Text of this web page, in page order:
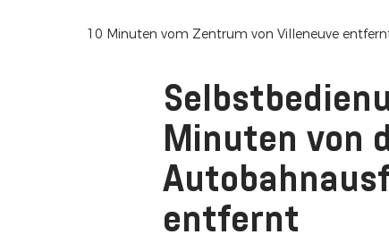
10 Minuten vom Zentrum von Villeneuve
Minuten von
entfernt